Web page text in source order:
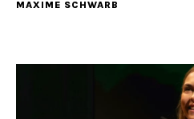
MAXIME SCHWARB